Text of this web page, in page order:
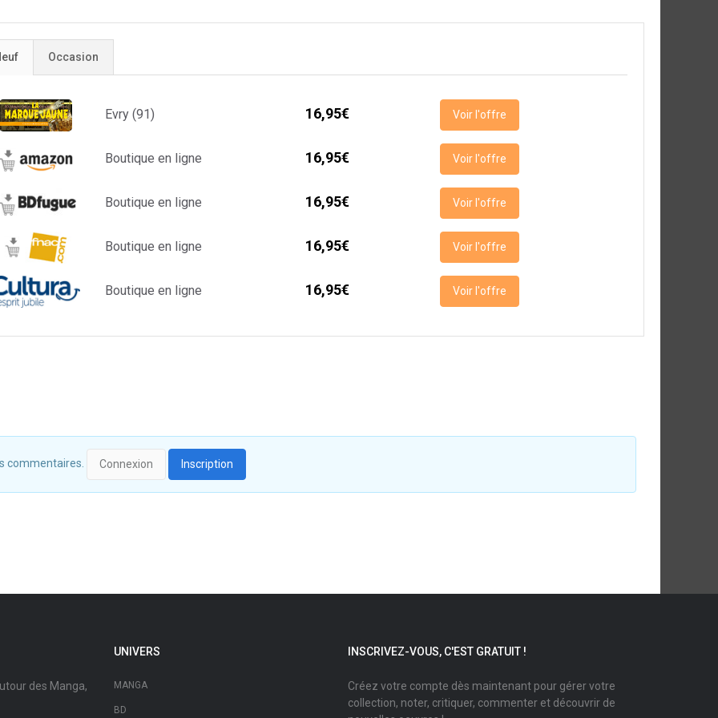
Occasion
Evry (91) 16,95€ Voir l'offre
Boutique en ligne 16,95€ Voir l'offre
Boutique en ligne 16,95€ Voir l'offre
Boutique en ligne 16,95€ Voir l'offre
Boutique en ligne 16,95€ Voir l'offre
commentaires. Connexion Inscription
des Manga,
UNIVERS
MANGA
BD
INSCRIVEZ-VOUS, C'EST GRATUIT !
Créez votre compte dès maintenant pour gérer votre
collection, noter, critiquer, commenter et découvrir de